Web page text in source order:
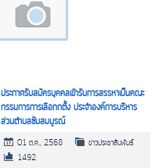
ประกาศรับสมัครบุคคลเข้ารับการสรรหาเป็นคณะ
กรรมการการเลือกกตั้ง ประจำองค์การบริหาร
ส่วนตำบลซับสมบูรณ์
01 ต.ค., 2568
ข่าวประชาสัมพันธ์
1492